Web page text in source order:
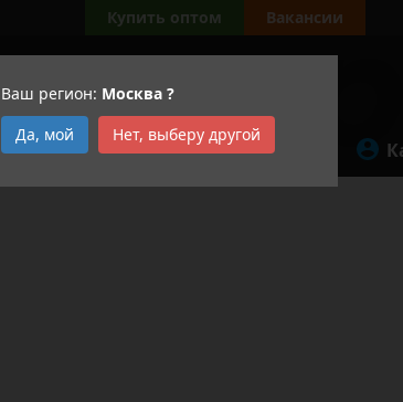
Ваш регион: Москва ?
Да, мой
Нет, выберу другой
Купить оптом Вакансии
АКЦИИ